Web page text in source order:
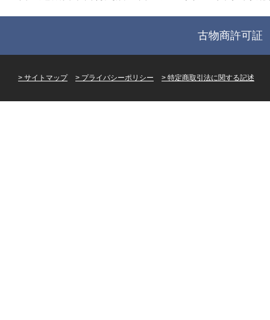
古物商許可
サイトマップ プライバシーポリシー 特定商取引法に関する記述